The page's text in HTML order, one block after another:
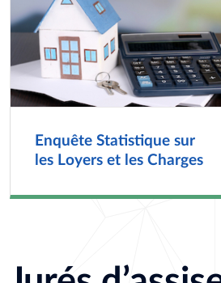
Enquête Statistique sur
les Loyers et les Charges